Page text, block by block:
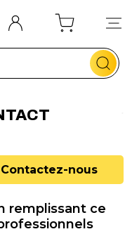
!
Contactez-nous
remplissant ce